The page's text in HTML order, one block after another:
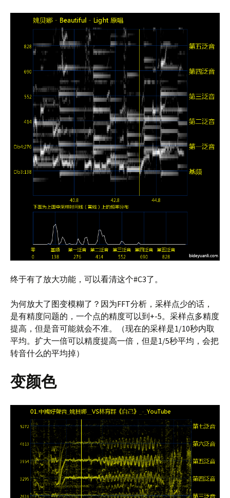
终于有了放大功能，可以看清这个#C3了。
为何放大了图变模糊了？因为FFT分析，采样点少的话，
是有精度问题的，一个点的精度可以到+-5。采样点多精度
提高，但是音可能就会不准。（现在的采样是1/10秒内取
平均。扩大一倍可以精度提高一倍，但是1/5秒平均，会把
转音什么的平均掉）
变颜色